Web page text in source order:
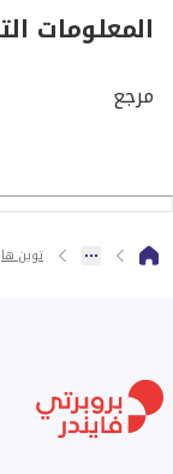
المعلومات
مرجع
توين